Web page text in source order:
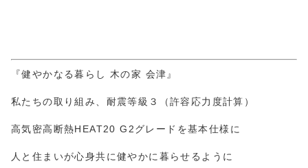
『健やかなる暮らし 木の家 会津』
私たちの取り組み、耐震等級３（許容応力度計算）
高気密高断熱HEAT20 G2グレードを基本仕様に
人と住まいが心身共に健やかに暮らせるように